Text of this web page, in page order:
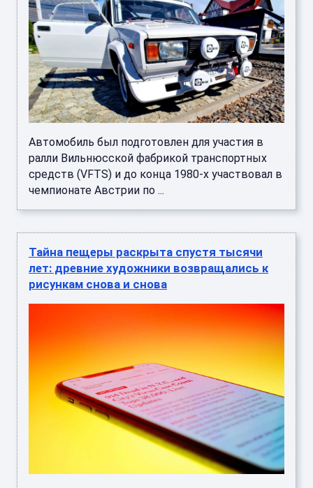
Автомобиль был подготовлен для участия в
ралли Вильнюсской фабрикой транспортных
средств (VFTS) и до конца 1980-х участвовал в
чемпионате Австрии по ...
Тайна пещеры раскрыта спустя тысячи
лет: древние художники возвращались к
рисункам снова и снова